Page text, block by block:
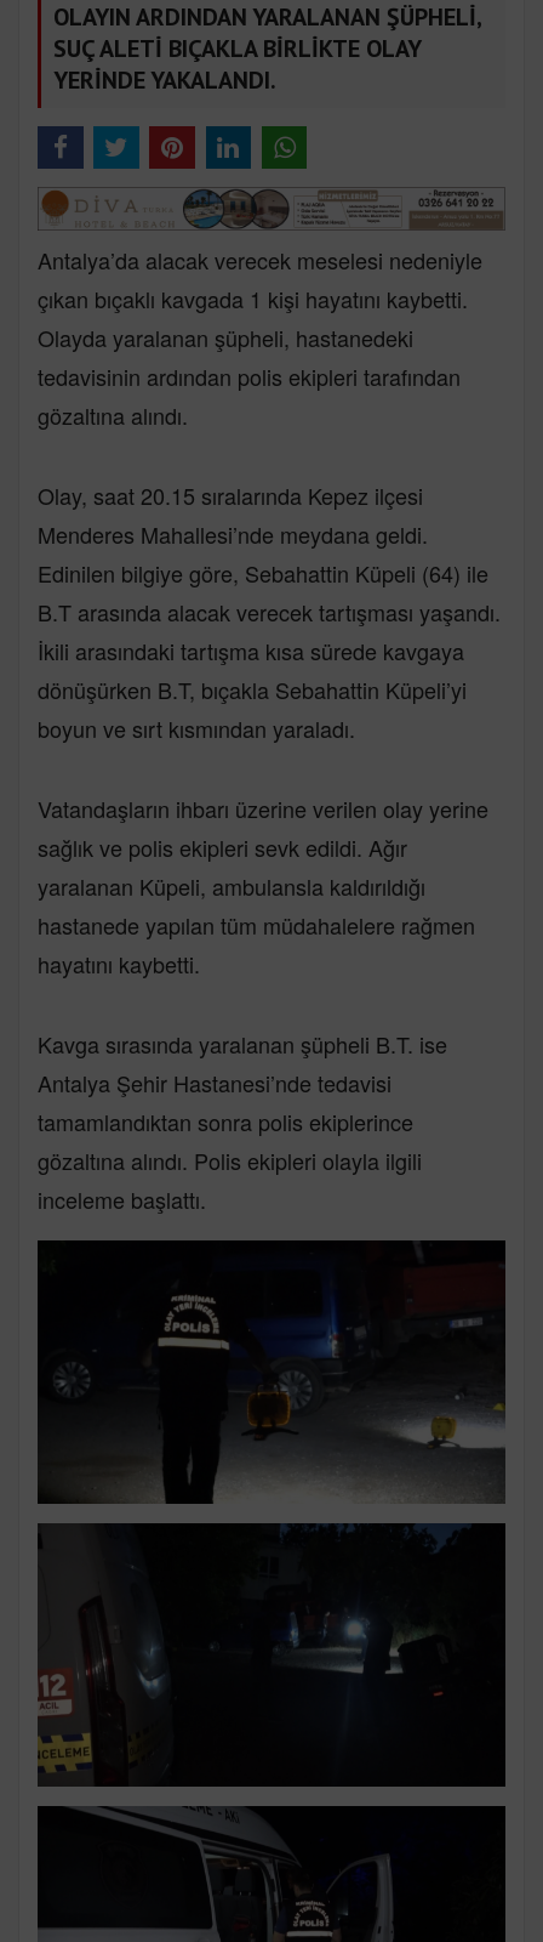
OLAYIN ARDINDAN YARALANAN ŞÜPHELİ,
SUÇ ALETİ BIÇAKLA BİRLİKTE OLAY
YERİNDE YAKALANDI.
Antalya’da alacak verecek meselesi nedeniyle
çıkan bıçaklı kavgada 1 kişi hayatını kaybetti.
Olayda yaralanan şüpheli, hastanedeki
tedavisinin ardından polis ekipleri tarafından
gözaltına alındı.
Olay, saat 20.15 sıralarında Kepez ilçesi
Menderes Mahallesi’nde meydana geldi.
Edinilen bilgiye göre, Sebahattin Küpeli (64) ile
B.T arasında alacak verecek tartışması yaşandı.
İkili arasındaki tartışma kısa sürede kavgaya
dönüşürken B.T, bıçakla Sebahattin Küpeli’yi
boyun ve sırt kısmından yaraladı.
Vatandaşların ihbarı üzerine verilen olay yerine
sağlık ve polis ekipleri sevk edildi. Ağır
yaralanan Küpeli, ambulansla kaldırıldığı
hastanede yapılan tüm müdahalelere rağmen
hayatını kaybetti.
Kavga sırasında yaralanan şüpheli B.T. ise
Antalya Şehir Hastanesi’nde tedavisi
tamamlandıktan sonra polis ekiplerince
gözaltına alındı. Polis ekipleri olayla ilgili
inceleme başlattı.